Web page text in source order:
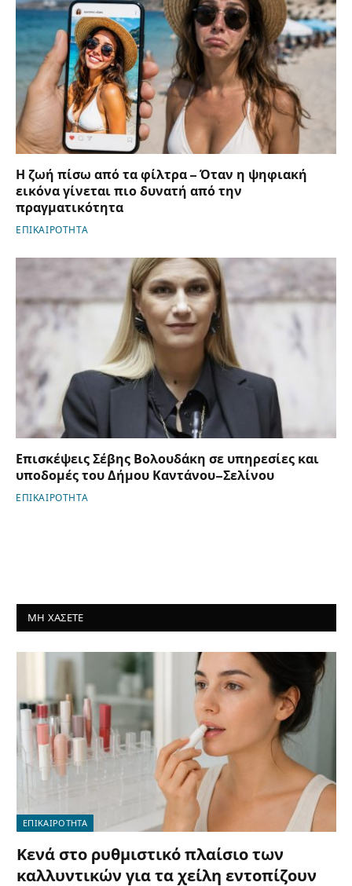
Η ζωή πίσω από τα φίλτρα – Όταν η ψηφιακή
εικόνα γίνεται πιο δυνατή από την
πραγματικότητα
ΕΠΙΚΑΙΡΟΤΗΤΑ
Επισκέψεις Σέβης Βολουδάκη σε υπηρεσίες και
υποδομές του Δήμου Καντάνου–Σελίνου
ΕΠΙΚΑΙΡΟΤΗΤΑ
ΜΗ ΧΑΣΕΤΕ
ΕΠΙΚΑΙΡΟΤΗΤΑ
Κενά στο ρυθμιστικό πλαίσιο των
καλλυντικών για τα χείλη εντοπίζουν